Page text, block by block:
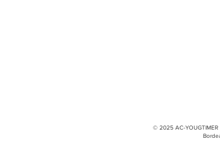
© 2025 AC-